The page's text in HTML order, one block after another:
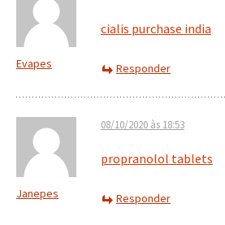
Evapes
cialis purchase india
Responder
Janepes
08/10/2020 às 18:53
propranolol tablets
Responder